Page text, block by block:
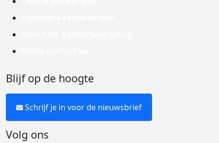
Blijf op de hoogte
Schrijf je in voor de nieuwsbrief
Volg ons